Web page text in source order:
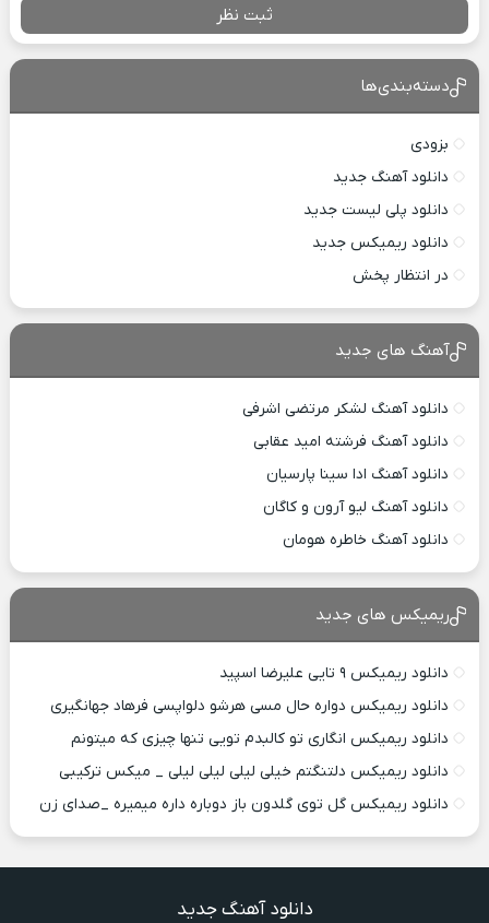
ثبت نظر
دسته‌بندی‌ها
بزودی
دانلود آهنگ جدید
دانلود پلی لیست جدید
دانلود ریمیکس جدید
در انتظار پخش
آهنگ های جدید
دانلود آهنگ لشکر مرتضی اشرفی
دانلود آهنگ فرشته امید عقابی
دانلود آهنگ ادا سینا پارسیان
دانلود آهنگ لیو آرون و کاگان
دانلود آهنگ خاطره هومان
ریمیکس های جدید
دانلود ریمیکس ۹ تایی علیرضا اسپید
دانلود ریمیکس دواره حال مسی هرشو دلواپسی فرهاد جهانگیری
دانلود ریمیکس انگاری تو کالبدم تویی تنها چیزی که میتونم
دانلود ریمیکس دلتنگتم خیلی لیلی لیلی لیلی _ میکس ترکیبی
دانلود ریمیکس گل توی گلدون باز دوباره داره میمیره _صدای زن
دانلود آهنگ جدید